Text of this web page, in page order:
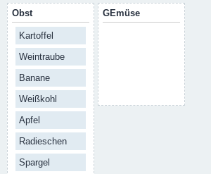
Obst
Kartoffel
Weintraube
Banane
Weißkohl
Apfel
Radieschen
Spargel
GEmüse